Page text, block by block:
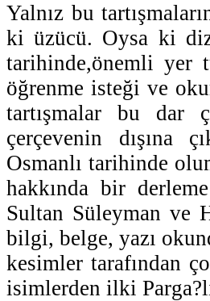
Yalnız bu
ki üzücü. Oysa ki
tarihinde,önemli yer
öğrenme isteği ve
tartışmalar bu dar
çerçevenin dışına
Osmanlı tarihinde
hakkında bir
Sultan Süleyman ve
bilgi, belge, yazı
kesimler tarafından
isimlerden ilki